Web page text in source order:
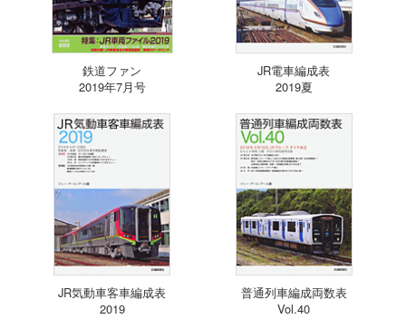
鉄道ファン
2019年7月号
JR電車編成表
2019夏
JR気動車客車編成表
2019
普通列車編成両数表
Vol.40